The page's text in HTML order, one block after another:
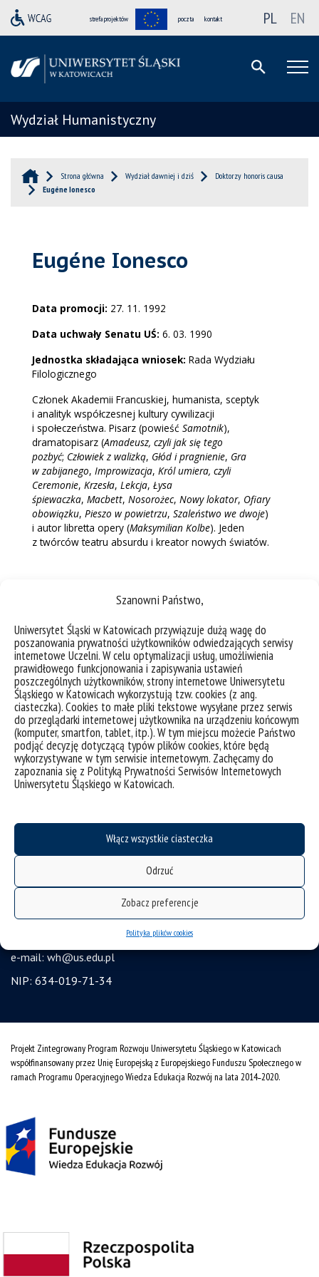
Szanowni Państwo,
Uniwersytet Śląski w Katowicach przywiązuje dużą wagę do
poszanowania prywatności użytkowników odwiedzających serwisy
internetowe Uczelni. W celu optymalizacji usług, umożliwienia
prawidłowego funkcjonowania i zapisywania ustawień
poszczególnych użytkowników, strony internetowe Uniwersytetu
Śląskiego w Katowicach wykorzystują tzw. cookies (z ang.
ciasteczka). Cookies to małe pliki tekstowe wysyłane przez serwis
do przeglądarki internetowej użytkownika na urządzeniu końcowym
(komputer, smartfon, tablet, itp.). W tym miejscu możecie Państwo
podjąć decyzję dotyczącą typów plików cookies, które będą
wykorzystywane w tym serwisie internetowym. Zachęcamy do
zapoznania się z Polityką Prywatności Serwisów Internetowych
Uniwersytetu Śląskiego w Katowicach.
Włącz wszystkie ciasteczka
Odrzuć
Zobacz preferencje
Polityka plików cookies
strefa projektów poczta kontakt PL EN
Wydział Humanistyczny
Strona główna Wydział dawniej i dziś
Doktorzy honoris causa
Eugéne Ionesco
Eugéne Ionesco
Data promocji: 27. 11. 1992
Data uchwały Senatu UŚ: 6. 03. 1990
Jednostka składająca wniosek: Rada Wydziału
Filologicznego
Członek Akademii Francuskiej, humanista, sceptyk
i analityk współczesnej kultury cywilizacji
i społeczeństwa. Pisarz (powieść Samotnik),
dramatopisarz (Amadeusz, czyli jak się tego
pozbyć; Człowiek z walizką, Głód i pragnienie, Gra
w zabijanego, Improwizacja, Król umiera, czyli
Ceremonie, Krzesła, Lekcja, Łysa
śpiewaczka, Macbett, Nosorożec, Nowy lokator, Ofiary
obowiązku, Pieszo w powietrzu, Szaleństwo we dwoje)
i autor libretta opery (Maksymilian Kolbe). Jeden
z twórców teatru absurdu i kreator nowych światów.
deklaracja dostępności
mapa strony
ochrona danych osobowych i klauzule RODO
ul. Uniwersytecka 4, 40-007 Katowice
tel. +48 32 2009 263, +48 32 2009 267
ul. Grota-Roweckiego 5, 41-200 Sosnowiec
ul. Bankowa 11, 40-007 Katowice
e-mail: wh@us.edu.pl
NIP: 634-019-71-34
Projekt Zintegrowany Program Rozwoju Uniwersytetu Śląskiego w Katowicach
współfinansowany przez Unię Europejską z Europejskiego Funduszu Społecznego w
ramach Programu Operacyjnego Wiedza Edukacja Rozwój na lata 2014˗2020.